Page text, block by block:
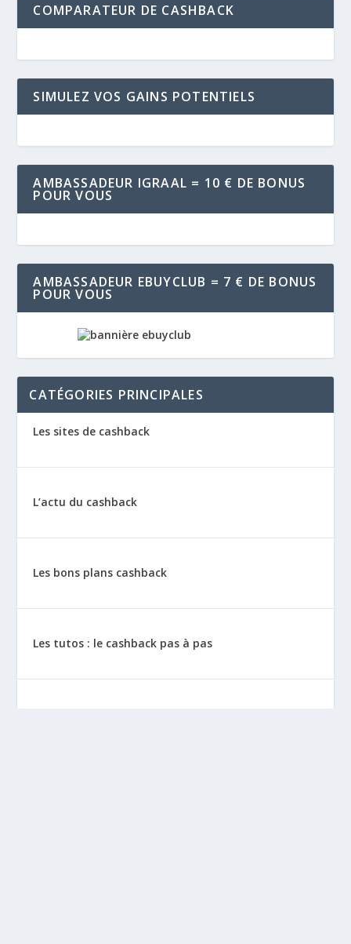
COMPARATEUR DE CASHBACK
SIMULEZ VOS GAINS POTENTIELS
AMBASSADEUR IGRAAL = 10 € DE BONUS
POUR VOUS
AMBASSADEUR EBUYCLUB = 7 € DE BONUS
POUR VOUS
CATÉGORIES PRINCIPALES
Les sites de cashback
L’actu du cashback
Les bons plans cashback
Les tutos : le cashback pas à pas